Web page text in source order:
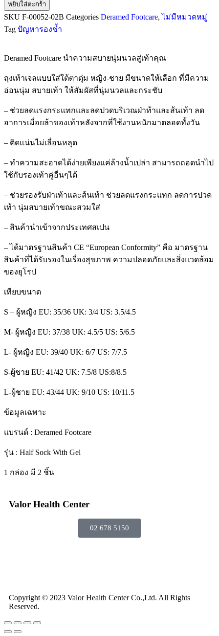
หยิบใส่ตะกร้า
SKU F-00052-02B Categories Deramed Footcare,ไม่มีหมวดหมู่
Tag ปัญหารองช้ำ
Deramed Footcare นำความสบายนุ่มนวลสู่เท้าคุณ
ถุงเท้าเจลแบบใส่ใต้ตาตุ่ม หญิง-ชาย มีขนาดให้เลือก ที่มีความ
อ่อนนุ่ม สบายเท้า ให้สัมผัสที่นุ่มนวลและกระชับ
– ช่วยลดแรงกระแทกและลดปวดบริเวณฝ่าท้าและส้นเท้า ลด
อาการเมื่อยล้าของเท้าหลังจากที่ใช้งานหนักมาตลอดทั้งวัน
– ติดแน่นไม่เลื่อนหลุด
– ทำความสะอาดได้ง่ายเพียงแค่ล้างน้ำเปล่า สามารถถอดนำไป
ใช้กับรองเท้าคู่อื่นๆได้
– ช่วยรองรับฝ่าเท้าและส้นเท้า ช่วยลดแรงกระแทก ลดการปวด
เท้า นุ่มสบายเท้าขณะสวมใส่
– สินค้านำเข้าจากประเทศสเปน
– ได้มาตรฐานสินค้า CE “European Conformity” คือ มาตรฐาน
สินค้าที่ได้รับรองในเรื่องสุขภาพ ความปลอดภัยและสิ่งแวดล้อม
ของยุโรป
เทียบขนาด
S – ผู้หญิง EU: 35/36 UK: 3/4 US: 3.5/4.5
M- ผู้หญิง EU: 37/38 UK: 4.5/5 US: 5/6.5
L- ผู้หญิง EU: 39/40 UK: 6/7 US: 7/7.5
S-ผู้ชาย EU: 41/42 UK: 7.5/8 US:8/8.5
L-ผู้ชาย EU: 43/44 UK: 9/10 US: 10/11.5
ข้อมูลเฉพาะ
แบรนด์ : Deramed Footcare
รุ่น : Half Sock With Gel
1 กล่อง มี 2 ชิ้น
Valor Health Center
02 678 5150
Copyright © 2023 Valor Health Center Co.,Ltd. All Rights
Reserved.